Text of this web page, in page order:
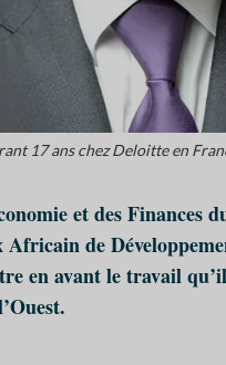
17 ans chez Deloitte en
et des Finances
de
en avant le travail